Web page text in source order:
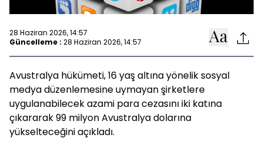
28 Haziran 2026, 14:57
Güncelleme : 28 Haziran 2026, 14:57
Avustralya hükümeti, 16 yaş altına yönelik sosyal
medya düzenlemesine uymayan şirketlere
uygulanabilecek azami para cezasını iki katına
çıkararak 99 milyon Avustralya dolarına
yükselteceğini açıkladı.